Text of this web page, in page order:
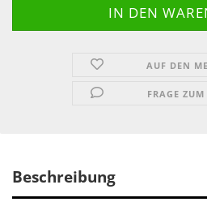
AUF DEN
FRAGE
Beschreibung